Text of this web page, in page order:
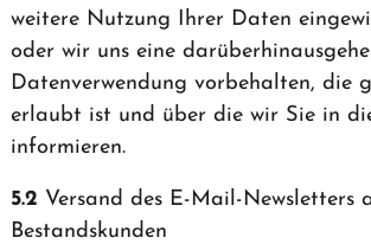
weitere Nutzung Ihrer Daten
oder wir uns eine
Datenverwendung vorbehalten, die
erlaubt ist und über die wir Sie in
informieren.
5.2 Versand des E-Mail-Newsletters
Bestandskunden